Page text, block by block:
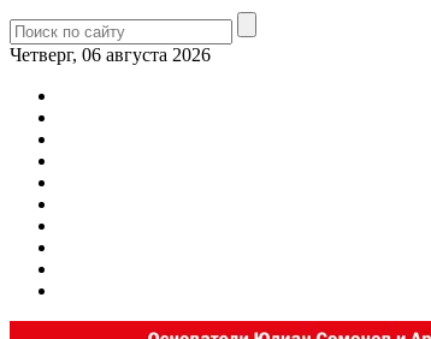
Четверг, 06 августа 2026